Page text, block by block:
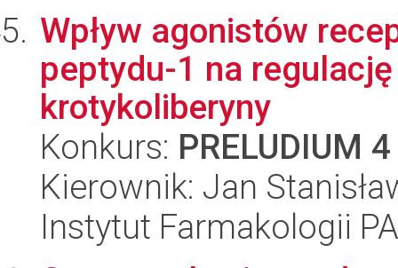
Wpływ agonistów
peptydu-1 na
krotykoliberyny
Konkurs: PRELUDIUM 4
Kierownik: Jan
Instytut Farmakologii